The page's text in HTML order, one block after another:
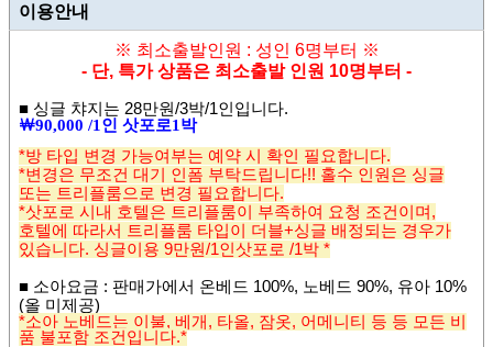
이용안내
※ 최소출발인원 : 성인 6명부터 ※
- 단, 특가 상품은 최소출발 인원 10명부터 -
■ 싱글 챠지는 28만원/3박/1인입니다.
￦90,000 /1 인 삿포로1 박
*방 타입 변경 가능여부는 예약 시 확인 필요합니다.
*변경은 무조건 대기 인폼 부탁드립니다!! 홀수 인원은 싱글
또는 트리플룸으로 변경 필요합니다.
*삿포로 시내 호텔은 트리플룸이 부족하여 요청 조건이며,
호텔에 따라서 트리플룸 타입이 더블+싱글 배정되는 경우가
있습니다. 싱글이용 9만원/1인삿포로 /1박 *
■ 소아요금 : 판매가에서 온베드 100%, 노베드 90%, 유아 10%
(올 미제공)
*소아 노베드는 이불, 베개, 타올, 잠옷, 어메니티 등 등 모든 비
품 불포함 조건입니다.*